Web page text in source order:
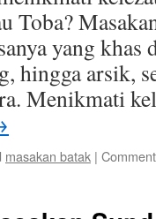
Toba?
yang khas
hingga arsik,
Menikmati
masakan batak |